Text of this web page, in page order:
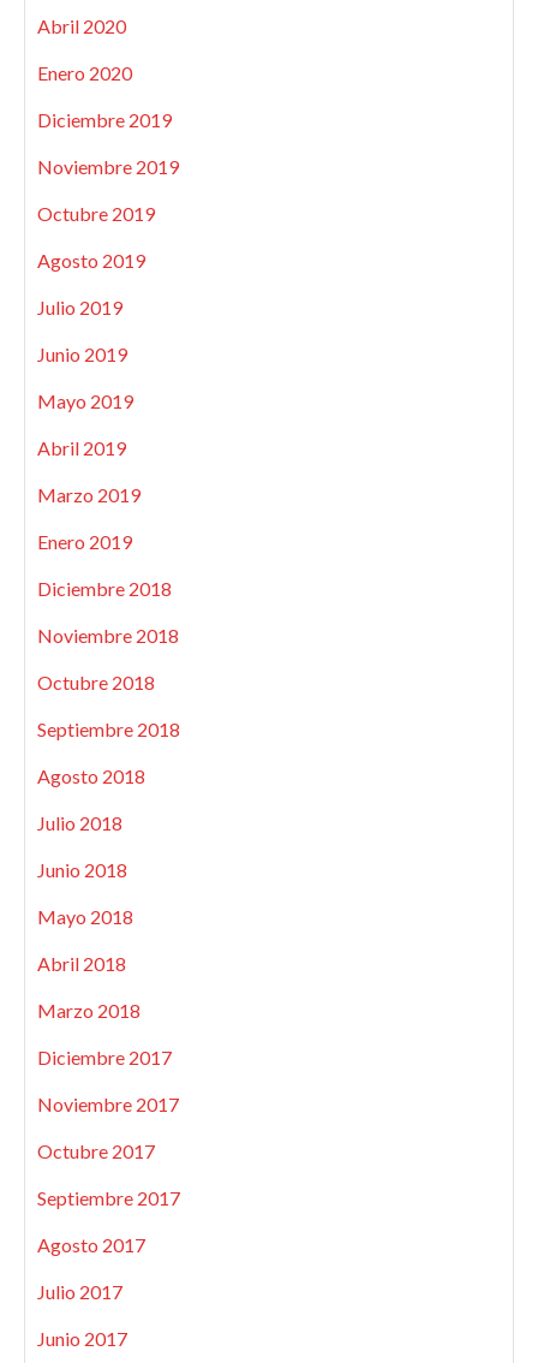
Abril 2020
Enero 2020
Diciembre 2019
Noviembre 2019
Octubre 2019
Agosto 2019
Julio 2019
Junio 2019
Mayo 2019
Abril 2019
Marzo 2019
Enero 2019
Diciembre 2018
Noviembre 2018
Octubre 2018
Septiembre 2018
Agosto 2018
Julio 2018
Junio 2018
Mayo 2018
Abril 2018
Marzo 2018
Diciembre 2017
Noviembre 2017
Octubre 2017
Septiembre 2017
Agosto 2017
Julio 2017
Junio 2017